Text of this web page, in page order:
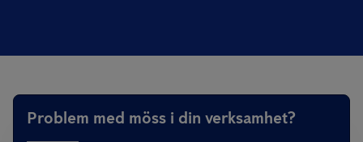
Problem med möss i din verksamhet?